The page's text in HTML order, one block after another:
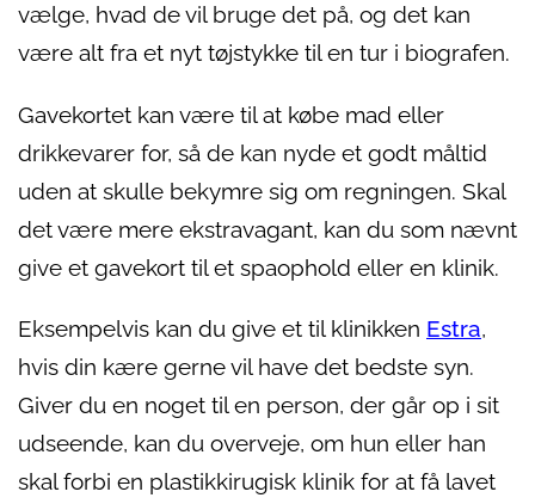
vælge, hvad de vil bruge det på, og det kan
være alt fra et nyt tøjstykke til en tur i biografen.
Gavekortet kan være til at købe mad eller
drikkevarer for, så de kan nyde et godt måltid
uden at skulle bekymre sig om regningen. Skal
det være mere ekstravagant, kan du som nævnt
give et gavekort til et spaophold eller en klinik.
Eksempelvis kan du give et til klinikken Estra,
hvis din kære gerne vil have det bedste syn.
Giver du en noget til en person, der går op i sit
udseende, kan du overveje, om hun eller han
skal forbi en plastikkirugisk klinik for at få lavet